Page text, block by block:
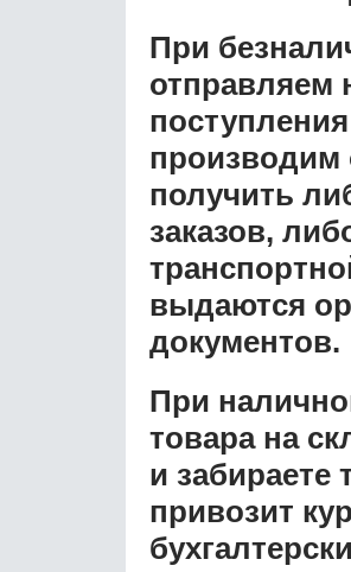
При
отправляем
производим
получить
заказов,
выдаются
документов.
При
товара на
и забираете
привозит